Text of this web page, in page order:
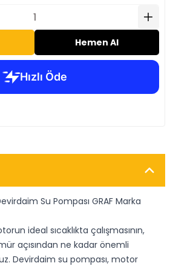
Hemen Al
Su Pompası GRAF Marka
ideal sıcaklıkta çalışmasının,
açısından ne kadar önemli
Devirdaim su pompası, motor